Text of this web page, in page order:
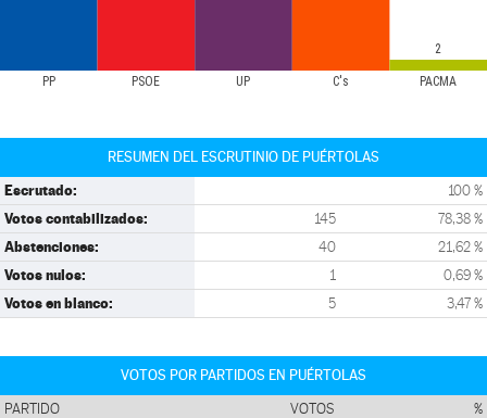
PP PSOE UP C's PACMA
2
RESUMEN DEL ESCRUTINIO DE PUÉRTOLAS
Escrutado: 100 %
Votos contabilizados: 145 78,38 %
Abstenciones: 40 21,62 %
Votos nulos: 1 0,69 %
Votos en blanco: 5 3,47 %
VOTOS POR PARTIDOS EN PUÉRTOLAS
PARTIDO VOTOS %